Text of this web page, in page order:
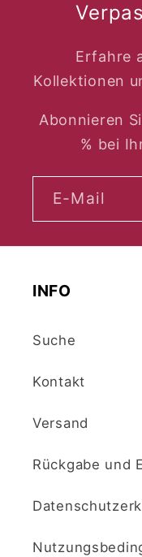
Erfahre
Kollektionen
Abonnieren
% bei
E-Mail
INFO
Suche
Kontakt
Versand
Rückgabe und